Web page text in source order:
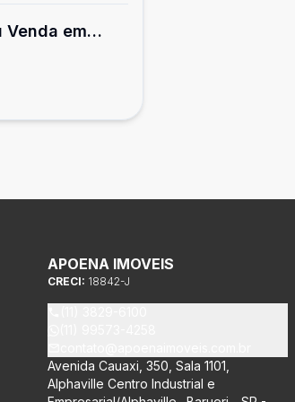
Venda em
APOENA IMOVEIS
CRECI: 18842-J
Avenida Cauaxi, 350, Sala 1101,
Alphaville Centro Industrial e